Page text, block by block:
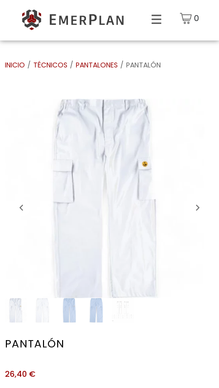
0
INICIO / TÉCNICOS / PANTALONES / PANTALÓN
PANTALÓN
26,40 €